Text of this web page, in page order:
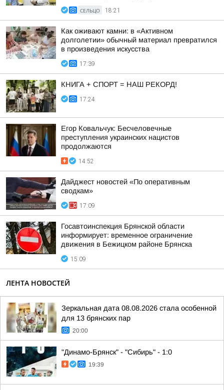
СЕЛЬЦО 18:21
Как оживают камни: в «Активном
долголетии» обычный материал превратился
в произведения искусства
17:39
КНИГА + СПОРТ = НАШ РЕКОРД!
17:24
Егор Ковальчук: Бесчеловечные
преступления украинских нацистов
продолжаются
14:52
Дайджест новостей «По оперативным
сводкам»
17:09
Госавтоинспекция Брянской области
информирует: временное ограничение
движения в Бежицком районе Брянска
15:09
ЛЕНТА НОВОСТЕЙ
Зеркальная дата 08.08.2026 стала особенной
для 13 брянских пар
20:00
"Динамо-Брянск" - "Сибирь" - 1:0
19:39